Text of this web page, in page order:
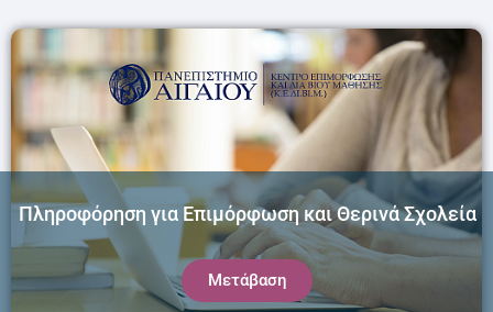
Πληροφόρηση για Επιμόρφωση και Θερινά Σχολεία
Μετάβαση